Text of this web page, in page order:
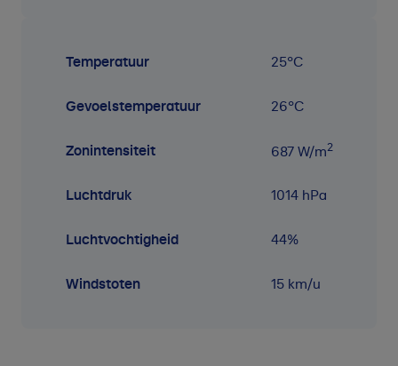
Temperatuur 25°C
Gevoelstemperatuur 26°C
Zonintensiteit 687 W/m2
Luchtdruk 1014 hPa
Luchtvochtigheid 44%
Windstoten 15 km/u